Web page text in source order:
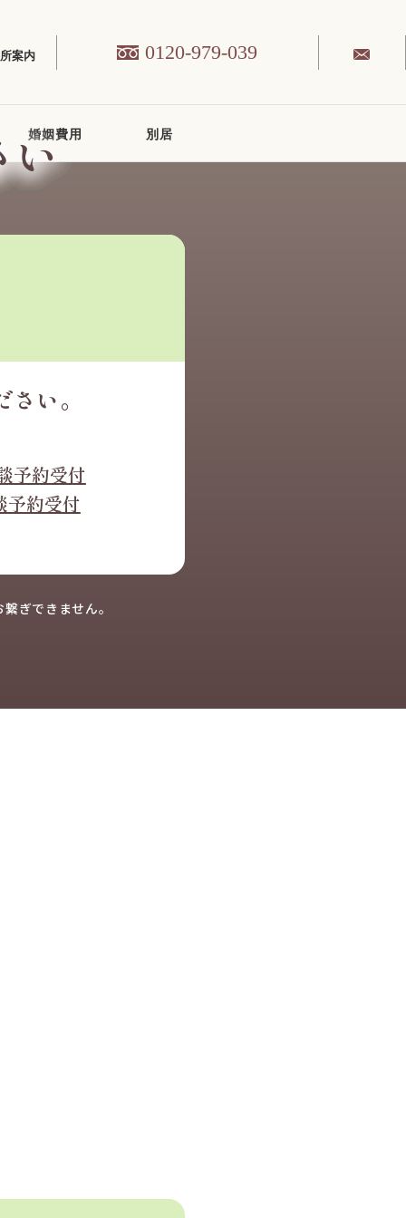
案内 0120-979-039
婚姻費用 別居
い
い。
予約受付
約受付
ぎできません。